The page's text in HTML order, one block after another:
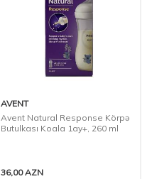
AVENT
Avent Natural Response Körpə
Butulkası Koala 1ay+, 260 ml
36,00AZN